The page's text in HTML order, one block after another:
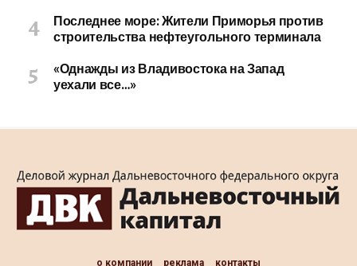
Последнее море: Жители Приморья против
строительства нефтеугольного терминала
«Однажды из Владивостока на Запад
уехали все…»
о компании реклама контакты